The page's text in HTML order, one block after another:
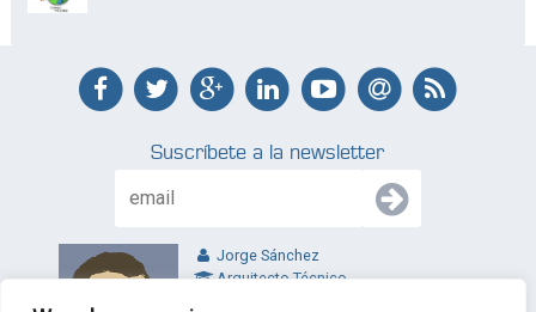
Suscríbete a la newsletter
Jorge Sánchez
Arquitecto Técnico